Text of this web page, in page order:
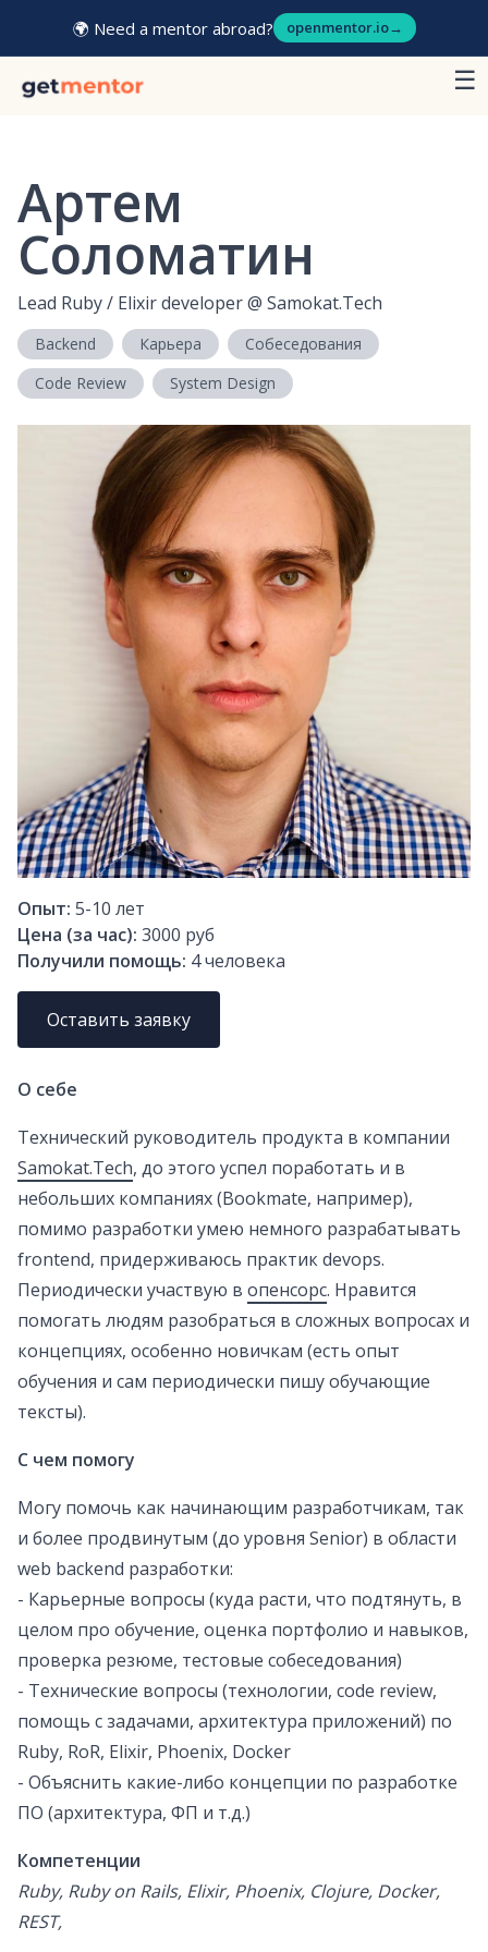
🌍 Need a mentor abroad? openmentor.io→
☰
Артем
Соломатин
Lead Ruby / Elixir developer@ Samokat.Tech
Backend Карьера
Собеседования
Code Review
System Design
Опыт: 5-10 лет
Цена (за час): 3000 руб
Получили помощь: 4человека
Оставить заявку
О себе
Технический руководитель продукта в компании
Samokat.Tech, до этого успел поработать и в
небольших компаниях (Bookmate, например),
помимо разработки умею немного разрабатывать
frontend, придерживаюсь практик devops.
Периодически участвую в опенсорс. Нравится
помогать людям разобраться в сложных вопросах и
концепциях, особенно новичкам (есть опыт
обучения и сам периодически пишу обучающие
тексты).
С чем помогу
Могу помочь как начинающим разработчикам, так
и более продвинутым (до уровня Senior) в области
web backend разработки:
- Карьерные вопросы (куда расти, что подтянуть, в
целом про обучение, оценка портфолио и навыков,
проверка резюме, тестовые собеседования)
- Технические вопросы (технологии, code review,
помощь с задачами, архитектура приложений) по
Ruby, RoR, Elixir, Phoenix, Docker
- Объяснить какие-либо концепции по разработке
ПО (архитектура, ФП и т.д.)
Компетенции
Ruby, Ruby on Rails, Elixir, Phoenix, Clojure, Docker,
REST,